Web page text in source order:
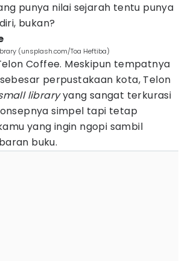
punya nilai sejarah tentu punya
bukan?
(unsplash.com/Toa Heftiba)
Coffee. Meskipun tempatnya
perpustakaan kota, Telon
libraryyang sangat terkurasi
simpel tapi tetap
yang ingin ngopi sambil
buku.